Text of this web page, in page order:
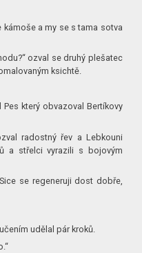
kámoše a my se s tama sotva
ozval se druhý plešatec
ksichtě.
Pes který obvazoval Bertíkovy
radostný řev a Lebkouni
a střelci vyrazili s bojovým
se regeneruji dost dobře,
udělal pár kroků.